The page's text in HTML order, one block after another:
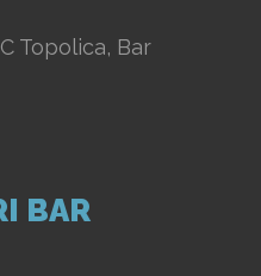
Topolica, Bar
BAR